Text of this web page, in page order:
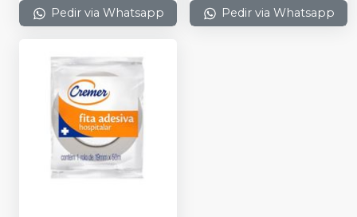
Pedir via Whatsapp Pedir via Whatsapp